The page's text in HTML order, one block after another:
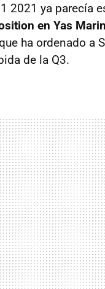
2021 ya parecía
en Yas
ha ordenado a
de la Q3.